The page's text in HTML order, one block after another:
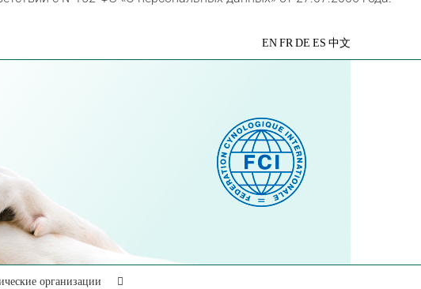
Яндекс
EN FR DE ES 中文
организации